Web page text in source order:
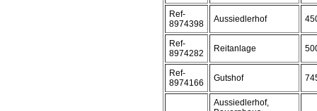
Ref-
8974398
Aussiedlerhof
Ref-
8974282
Reitanlage
Ref-
8974166
Gutshof
Aussiedlerhof,